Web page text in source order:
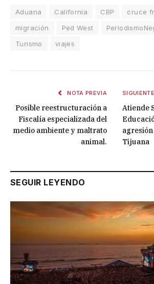
Aduana California CBP
cruce
migración
Ped West
Turismo
viajes
NOTA PREVIA
Posible reestructuración a
Fiscalía especializada del
medio ambiente y maltrato
animal.
Atiende
Tijuana
SEGUIR LEYENDO